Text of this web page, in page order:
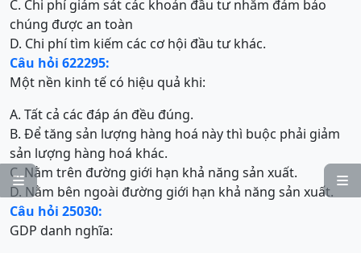


C. Chi phí giám sát các khoản đầu tư nhằm đảm bảo
chúng được an toàn
D. Chi phí tìm kiếm các cơ hội đầu tư khác.
Câu hỏi 622295:
Một nền kinh tế có hiệu quả khi:
A. Tất cả các đáp án đều đúng.
B. Để tăng sản lượng hàng hoá này thì buộc phải giảm
sản lượng hàng hoá khác.
C. Nằm trên đường giới hạn khả năng sản xuất.
D. Nằm bên ngoài đường giới hạn khả năng sản xuất.
Câu hỏi 25030:
GDP danh nghĩa: